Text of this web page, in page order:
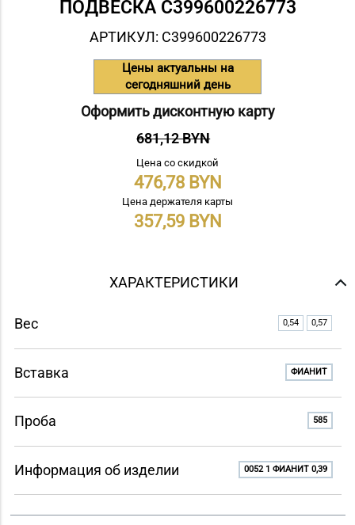
ПОДВЕСКА С399600226773
АРТИКУЛ: С399600226773
Цены актуальны на
сегодняшний день
Оформить дисконтную карту
681,12 BYN
Цена со скидкой
476,78
Цена держателя карты
357,59
ХАРАКТЕРИСТИКИ
Вес 0,54 0,57
Вставка ФИАНИТ
Проба 585
Информация об изделии 0052 1 ФИАНИТ 0,39